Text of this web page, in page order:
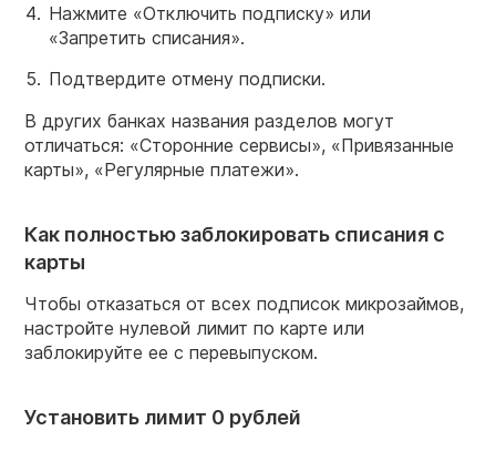
Нажмите «Отключить подписку» или
«Запретить списания».
Подтвердите отмену подписки.
В других банках названия разделов могут
отличаться: «Сторонние сервисы», «Привязанные
карты», «Регулярные платежи».
Как полностью заблокировать списания с
карты
Чтобы отказаться от всех подписок микрозаймов,
настройте нулевой лимит по карте или
заблокируйте ее с перевыпуском.
Установить лимит 0 рублей